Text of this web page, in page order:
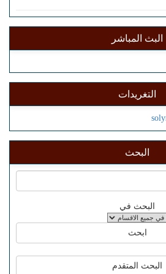
البث المباشر
التغريدات
البحث
البحث في